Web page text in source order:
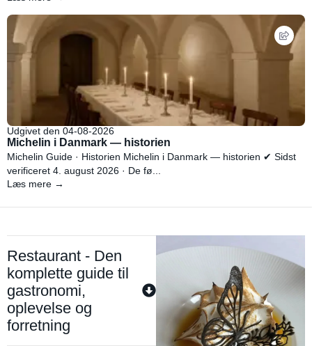
Udgivet den 04-08-2026
Michelin i Danmark — historien
Michelin Guide · Historien Michelin i Danmark — historien ✔ Sidst
verificeret 4. august 2026 · De fø...
Læs mere →
Restaurant - Den
komplette guide til
gastronomi,
oplevelse og
forretning